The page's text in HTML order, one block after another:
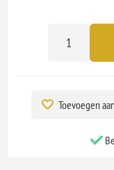
Toevoegen